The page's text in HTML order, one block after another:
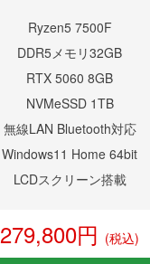
Ryzen5 7500F
DDR5メモリ32GB
RTX 5060 8GB
NVMeSSD 1TB
無線LAN Bluetooth対応
Windows11 Home 64bit
LCDスクリーン搭載
279,800円 (税込)